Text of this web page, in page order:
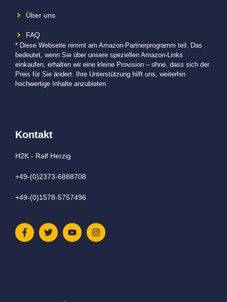
Über uns
FAQ
* Diese Webseite nimmt am Amazon-Partnerprogramm teil. Das
bedeutet, wenn Sie über unsere speziellen Amazon-Links
einkaufen, erhalten wir eine kleine Provision – ohne, dass sich der
Preis für Sie ändert. Ihre Unterstützung hilft uns, weiterhin
hochwertige Inhalte anzubieten.
Kontakt
H2K - Ralf Herzig
+49-(0)2373-6888708
+49-(0)1578-5757496